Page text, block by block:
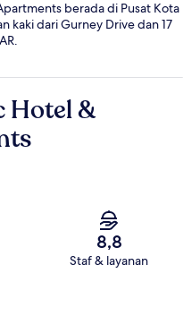
berada di Pusat Kota
kaki dari Gurney Drive dan 17
Hotel &
8,8
Staf & layanan